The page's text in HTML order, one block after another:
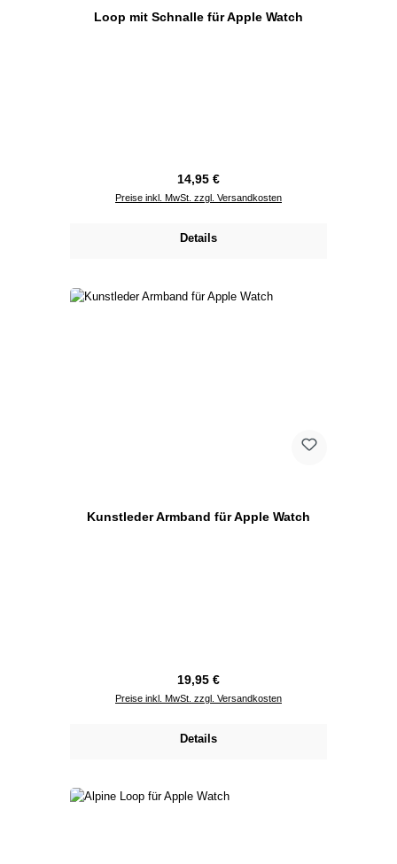
Loop mit Schnalle für Apple Watch
Regulärer Preis:
14,95 €
Preise inkl. MwSt. zzgl. Versandkosten
Details
Kunstleder Armband für Apple Watch
Regulärer Preis:
19,95 €
Preise inkl. MwSt. zzgl. Versandkosten
Details